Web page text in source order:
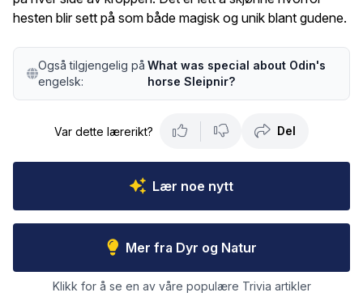
hesten blir sett på som både magisk og unik blant gudene.
Også tilgjengelig på
engelsk:
What was special about Odin's
horse Sleipnir?
Var dette lærerikt? Del
Lær noe nytt
Mer fra Dyr og Natur
Klikk for å se en av våre populære Trivia artikler